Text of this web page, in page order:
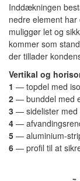
Inddækningen
nedre element
muliggør let og
kommer som
der tillader
Vertikal og
1 — topdel med
2 — bunddel med
3 — sidelister med
4 —
5 — aluminium-
6 — profil til at